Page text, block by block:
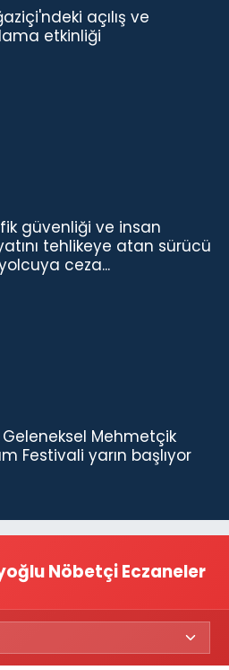
açılış ve
etkinliği
güvenliği ve insan
tehlikeye atan sürücü
ceza...
Geleneksel Mehmetçik
Festivali yarın başlıyor
Nöbetçi Eczaneler